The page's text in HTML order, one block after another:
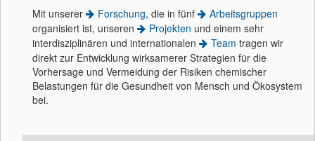
Mit unserer
Forschung, die in fünf
Arbeitsgruppen
organisiert ist, unseren
Projekten und einem sehr
interdisziplinären und internationalen
Team tragen wir
direkt zur Entwicklung wirksamerer Strategien für die
Vorhersage und Vermeidung der Risiken chemischer
Belastungen für die Gesundheit von Mensch und Ökosystem
bei.